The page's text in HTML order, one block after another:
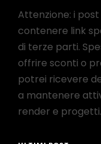
Attenzione: i
contenere link
di terze parti.
offrire sconti o
potrei ricevere
a mantenere
render e progetti.